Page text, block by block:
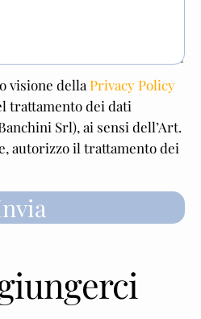
visione della Privacy Policy
trattamento dei dati
Srl), ai sensi dell’Art.
e, autorizzo il trattamento dei